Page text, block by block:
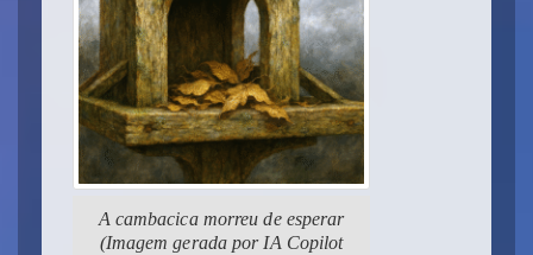
A cambacica morreu de esperar
(Imagem gerada por IA Copilot